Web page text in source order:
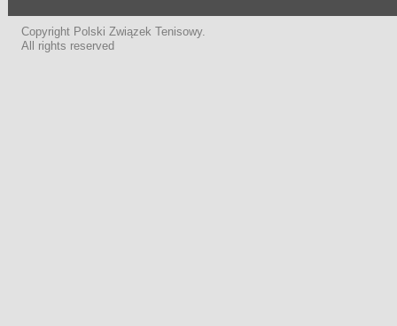
Copyright Polski Związek Tenisowy.
All rights reserved